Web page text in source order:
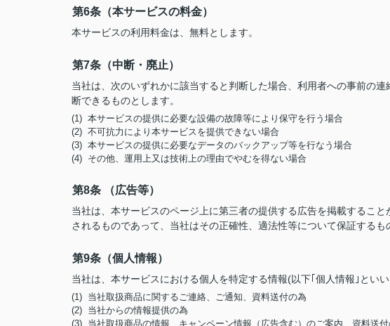
第6条（本サービスの料金）
本サービスの利用料金は、無料とします。
第7条（中断・廃止）
当社は、次のいずれかに該当すると判断した場合、利用者への事前の
断できるものとします。
(1) 本サービスの提供に必要な設備の故障等により保守を行う場合
(2) 不可抗力により本サービスを提供できない場合
(3) 本サービスの提供に必要なデータのバックアップ等を行なう場合
(4) その他、運用上又は技術上の理由でやむを得ない場合
第8条 （広告等）
当社は、本サービスのページ上に第三者の提供する広告を掲載するこ
されるものであって、当社はその正確性、適法性等について保証するも
第9条（個人情報）
当社は、本サービスにおける個人を特定する情報(以下｢個人情報｣とい
(1) 当社取扱商品に関するご連絡、ご通知、資料送付の為
(2) 当社からの情報提供の為
(3) 当社取扱商品の情報、キャンペーン情報（広告含む）のご案内、資料送付